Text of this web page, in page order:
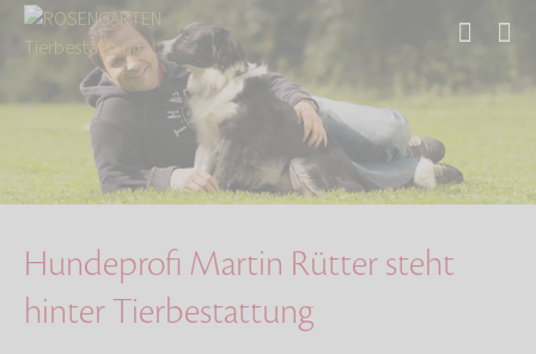
Über uns
Aktuelles
Hundeprofi Martin Rütter steht hinter Tierbes…
Hundeprofi Martin Rütter steht
hinter Tierbestattung